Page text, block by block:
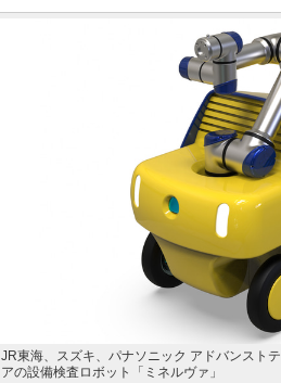
JR東海、スズキ、パナソニック アドバンスト
アの設備検査ロボット「ミネルヴァ」